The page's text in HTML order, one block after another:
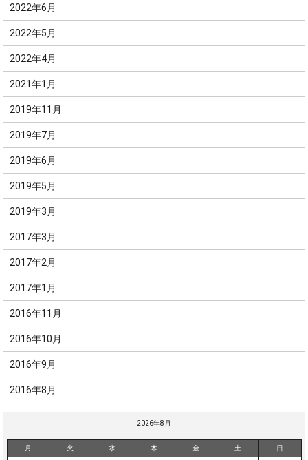
2022年6月
2022年5月
2022年4月
2021年1月
2019年11月
2019年7月
2019年6月
2019年5月
2019年3月
2017年3月
2017年2月
2017年1月
2016年11月
2016年10月
2016年9月
2016年8月
2026年8月
月 火 水 木 金 土 日